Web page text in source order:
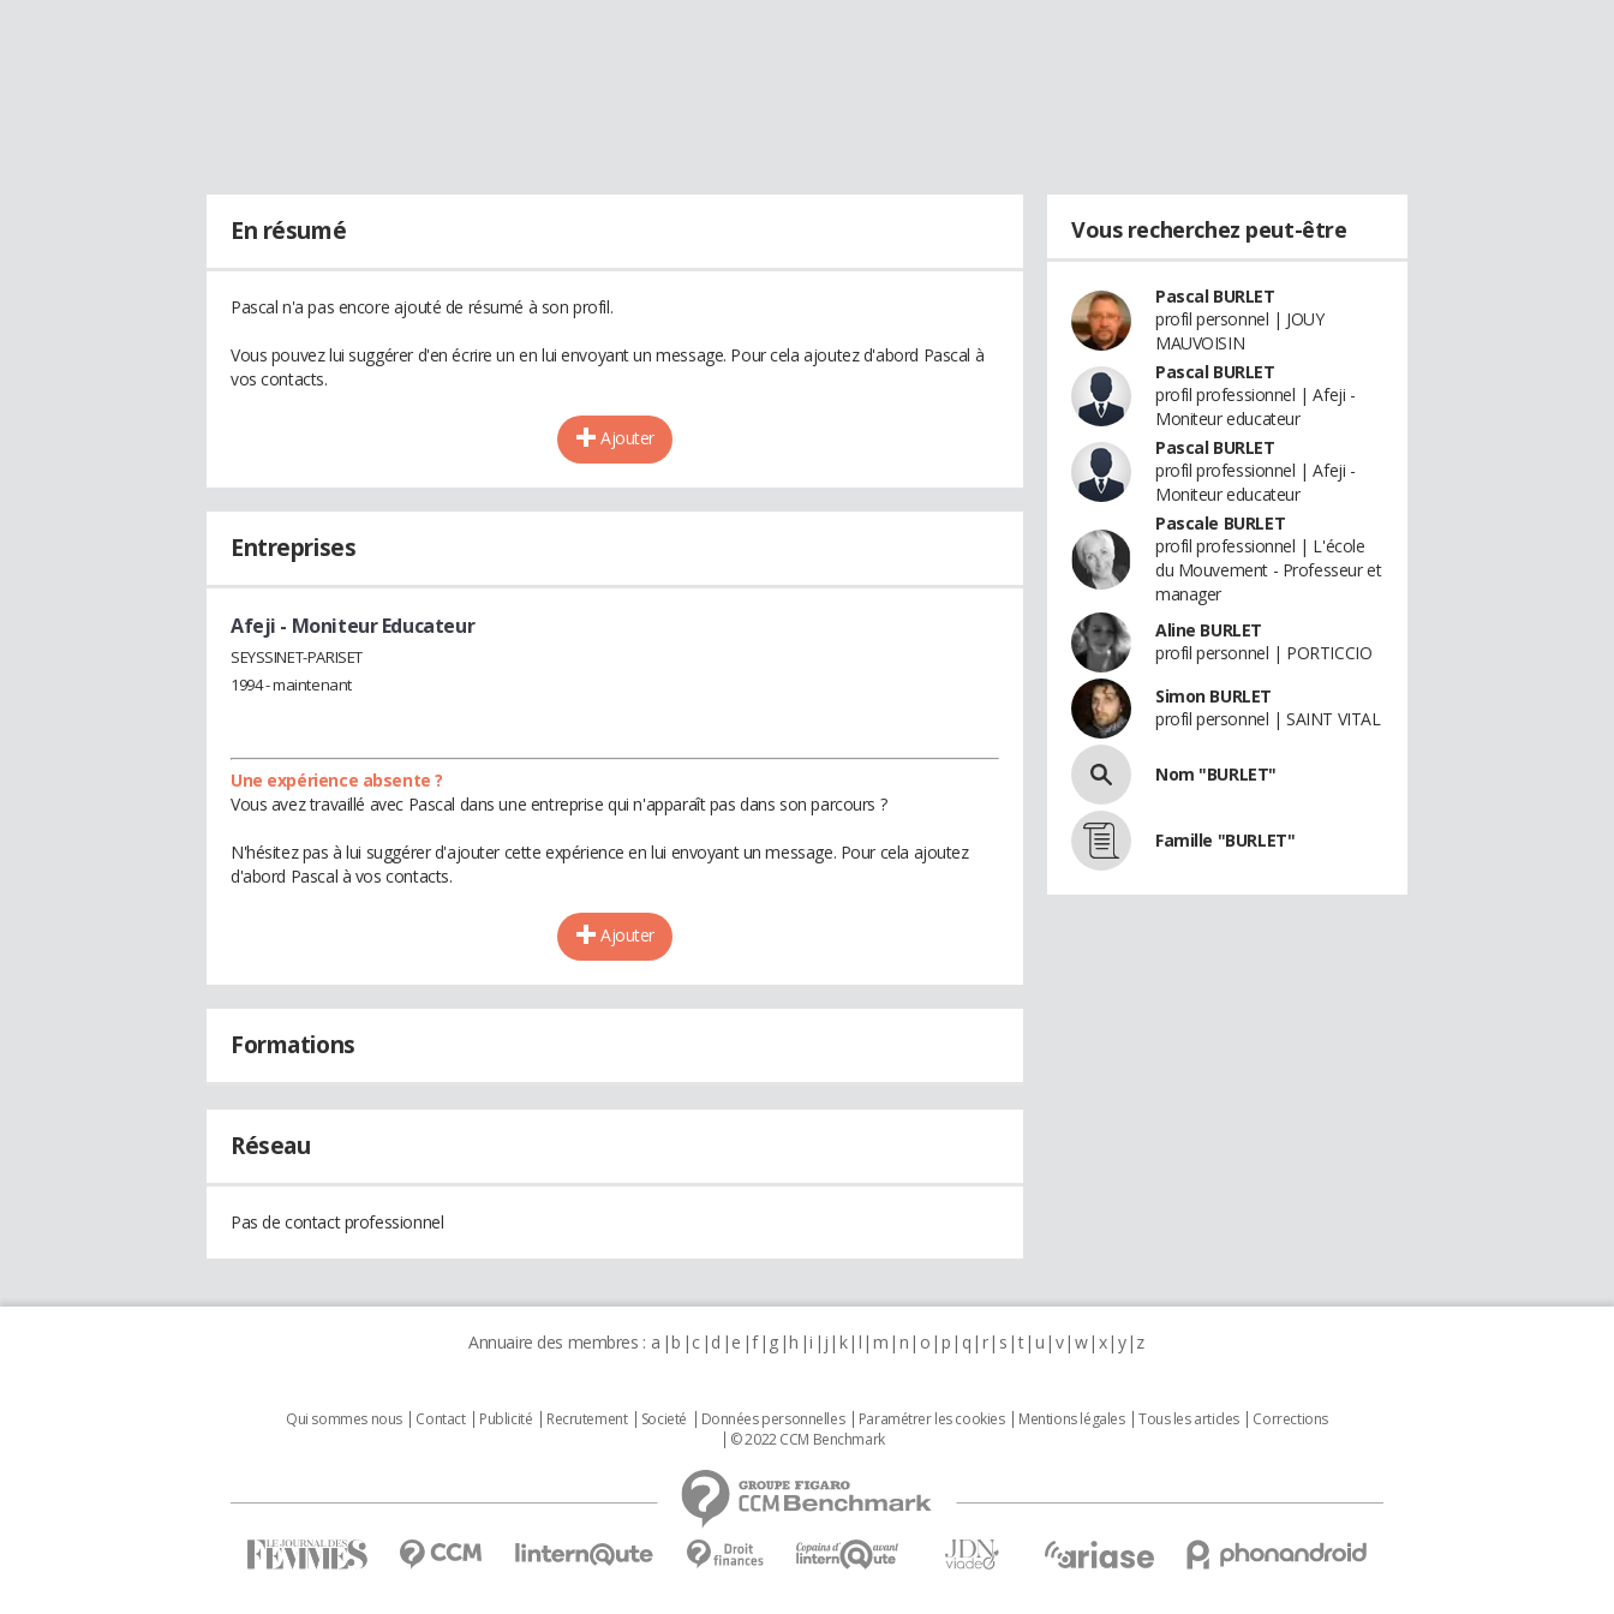
En résumé
Pascal n'a pas encore ajouté de résumé à son profil.
Vous pouvez lui suggérer d'en écrire un en lui envoyant un message. Pour cela ajoutez d'abord Pascal à
vos contacts.
Ajouter
Entreprises
Afeji - Moniteur Educateur
SEYSSINET-PARISET
1994 - maintenant
Une expérience absente ?
Vous avez travaillé avec Pascal dans une entreprise qui n'apparaît pas dans son parcours ?
N'hésitez pas à lui suggérer d'ajouter cette expérience en lui envoyant un message. Pour cela ajoutez
d'abord Pascal à vos contacts.
Ajouter
Formations
Réseau
Pas de contact professionnel
Vous recherchez peut-être
Pascal BURLET
profil personnel | JOUY
MAUVOISIN
Pascal BURLET
profil professionnel | Afeji -
Moniteur educateur
Pascal BURLET
profil professionnel | Afeji -
Moniteur educateur
Pascale BURLET
profil professionnel | L'école
du Mouvement - Professeur et
manager
Aline BURLET
profil personnel | PORTICCIO
Simon BURLET
profil personnel | SAINT VITAL
Nom "BURLET"
Famille "BURLET"
Annuaire des membres : a b c d e f g h i j k l m n o p q r s t u v w x y z
Qui sommes nous Contact Publicité Recrutement Societé Données personnelles Paramétrer les cookies Mentions légales Tous les articles
Corrections
© 2022 CCM Benchmark